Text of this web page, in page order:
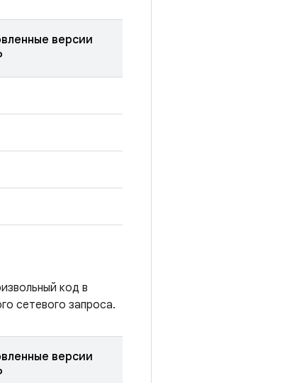
версии
код в
сетевого запроса.
версии